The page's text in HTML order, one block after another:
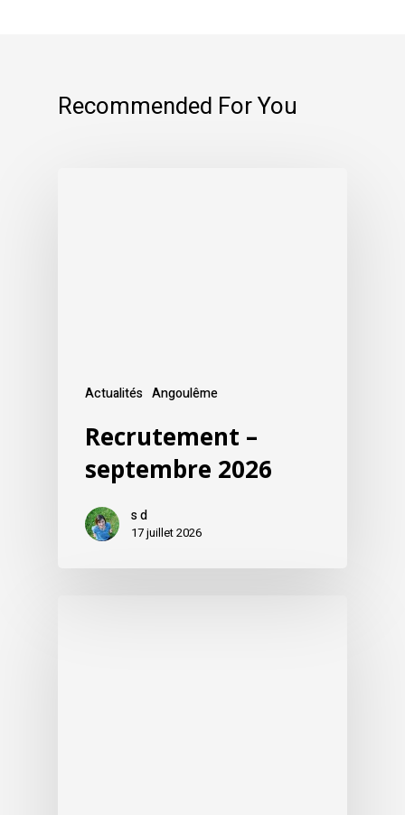
Recommended For You
Actualités Angoulême
Recrutement –
septembre 2026
s d
17 juillet 2026